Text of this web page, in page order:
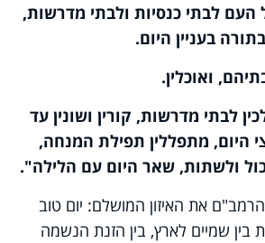
העם לבתי כנסיות ולבתי מדרשות,
בעניין היום.
ואוכלין.
לבתי מדרשות, קורין ושונין עד
היום, מתפללין תפילת המנחה,
ולשתות, שאר היום עם הלילה".
את האיזון המושלם: יום טוב
בין שמיים לארץ, בין הזנת הנשמה